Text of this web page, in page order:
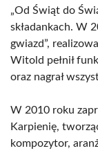
„Od Świąt do
składankach. W
gwiazd”,
Witold pełnił
oraz nagrał
W 2010 roku
Karpienię,
kompozytor,